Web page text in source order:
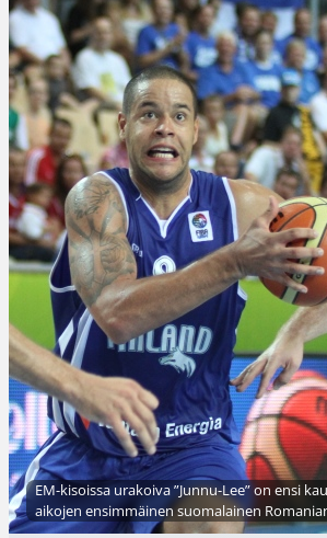
EM-kisoissa urakoiva ”Junnu-Lee” on ensi
aikojen ensimmäinen suomalainen